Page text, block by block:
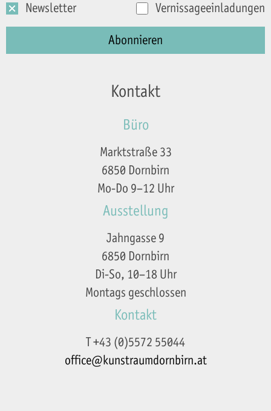
Newsletter Vernissageeinladungen
Kontakt
Büro
Marktstraße 33
6850 Dornbirn
Mo-Do 9–12 Uhr
Ausstellung
Jahngasse 9
6850 Dornbirn
Di-So, 10–18 Uhr
Montags geschlossen
Kontakt
T +43 (0)5572 55044
office@kunstraumdornbirn.at